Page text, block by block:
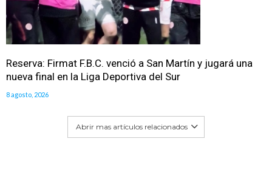
Reserva: Firmat F.B.C. venció a San Martín y jugará una
nueva final en la Liga Deportiva del Sur
8 agosto, 2026
Abrir mas artículos relacionados